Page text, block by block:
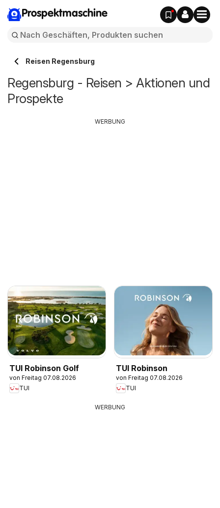
Prospektmaschine
Reisen Regensburg
Regensburg - Reisen > Aktionen und
Prospekte
TUI Robinson Golf
von Freitag 07.08.2026
TUI
TUI Robinson
von Freitag 07.08.2026
TUI
WERBUNG
WERBUNG